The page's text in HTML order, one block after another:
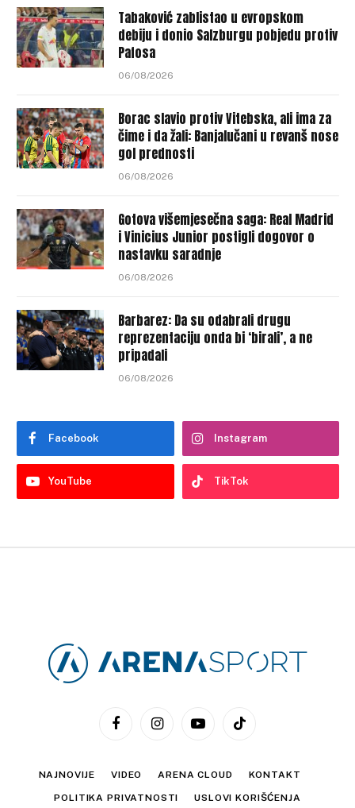
Tabaković zablistao u evropskom
debiju i donio Salzburgu pobjedu protiv
Pafosa
06/08/2026
Borac slavio protiv Vitebska, ali ima za
čime i da žali: Banjalučani u revanš nose
gol prednosti
06/08/2026
Gotova višemjesečna saga: Real Madrid
i Vinicius Junior postigli dogovor o
nastavku saradnje
06/08/2026
Barbarez: Da su odabrali drugu
reprezentaciju onda bi ‘birali’, a ne
pripadali
06/08/2026
Facebook Instagram
YouTube TikTok
FacebookInstagramYouTubeTikTok
NAJNOVIJE VIDEO ARENA CLOUD KONTAKT
POLITIKA PRIVATNOSTI USLOVI KORIŠĆENJA